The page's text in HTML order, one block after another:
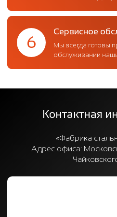
6
Сервисное
Мы всегда готовы
обслуживании
Контактная
«Фабрика
Адрес офиса: